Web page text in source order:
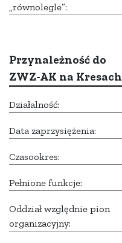
„równolegle”:
Przynależność do
ZWZ-AK na Kresach
Działalność:
Data zaprzysiężenia:
Czasookres:
Pełnione funkcje:
Oddział względnie pion
organizacyjny: